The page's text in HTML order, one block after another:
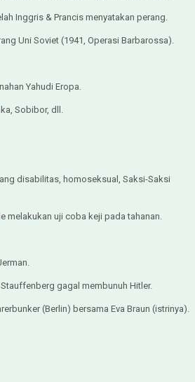
Inggris & Prancis menyatakan perang.
Uni Soviet (1941, Operasi Barbarossa).
Yahudi Eropa.
Sobibor, dll.
disabilitas, homoseksual, Saksi-Saksi
melakukan uji coba keji pada tahanan.
gagal membunuh Hitler.
(Berlin) bersama Eva Braun (istrinya).